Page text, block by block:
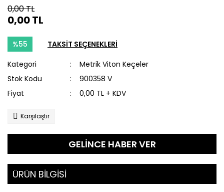
0,00 TL
0,00 TL
%55 TAKSİT SEÇENEKLERİ
Kategori
Metrik Viton Keçeler
Stok Kodu
900358 V
Fiyat
0,00 TL + KDV
Karşılaştır
GELİNCE HABER VER
ÜRÜN BİLGİSİ